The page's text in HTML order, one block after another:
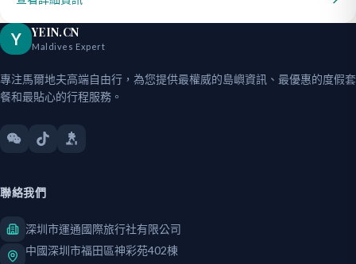
Y YEIN.CN
Maldives Expert
專注馬爾地夫高端自由行，為您提供最權威的島嶼資訊、最優惠的度假套
餐和最貼心的行程服務。
聯絡我們
深圳市運通國際旅行社有限公司
中國深圳市福田區神彩苑402棟